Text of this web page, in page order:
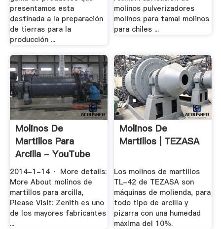
presentamos esta
destinada a la preparación
de tierras para la
producción ...
molinos pulverizadores
molinos para tamal molinos
para chiles ...
Molinos De
Martillos Para
Arcilla - YouTube
2014-1-14 · More details:
More About molinos de
martillos para arcilla,
Please Visit: Zenith es uno
de los mayores fabricantes
...
Molinos De
Martillos | TEZASA
Los molinos de martillos
TL-42 de TEZASA son
máquinas de molienda, para
todo tipo de arcilla y
pizarra con una humedad
máxima del 10%.